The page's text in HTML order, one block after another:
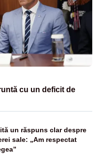
cu un deficit de
un răspuns clar despre
sale: „Am respectat